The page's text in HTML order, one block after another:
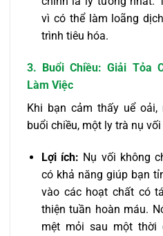
vì có thể làm loãng
trình tiêu hóa.
3. Buổi Chiều: Giải Tỏa
Làm Việc
Khi bạn cảm thấy uể
buổi chiều, một ly trà nụ
Lợi ích: Nụ vối không
có khả năng giúp bạn
vào các hoạt chất có
thiện tuần hoàn máu.
mệt mỏi sau một thời